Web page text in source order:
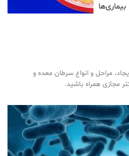
بیماری‌ها
مراحل و انواع سرطان‌ معده و
مجازی همراه باشید.